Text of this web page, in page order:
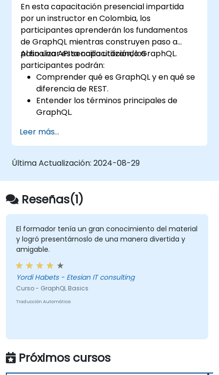
En esta capacitación presencial impartida
por un instructor en Colombia, los
participantes aprenderán los fundamentos
de GraphQL mientras construyen paso a
paso una API sencilla utilizando GraphQL.
Al finalizar esta capacitación, los
participantes podrán:
Comprender qué es GraphQL y en qué se
diferencia de REST.
Entender los términos principales de
GraphQL.
GraphQL.
Construir y mejorar una API de GraphQL.
Leer más...
Última Actualización: 2024-08-29
Reseñas(1)
El formador tenía un gran conocimiento del material
y logró presentárnoslo de una manera divertida y
amigable.
Yordi Habets - Etesian IT consulting
Curso - GraphQL Basics
Traducción Automática
Próximos cursos